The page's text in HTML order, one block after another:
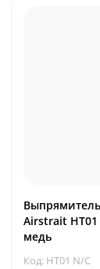
Airstrait
медь
Код: HT01 N/C